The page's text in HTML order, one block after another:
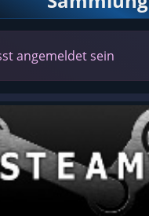
angemeldet sein